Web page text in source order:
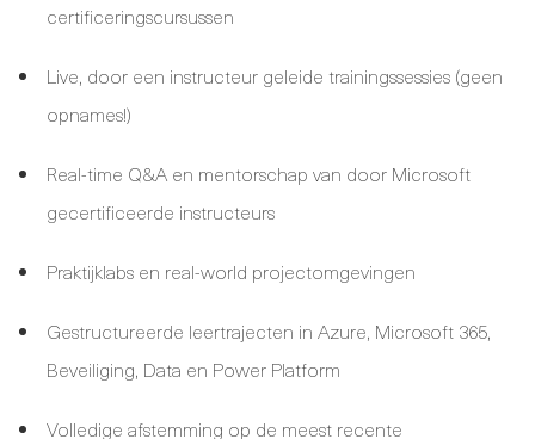
certificeringscursussen
Live, door een instructeur geleide trainingssessies (geen
opnames!)
Real-time Q&A en mentorschap van door Microsoft
gecertificeerde instructeurs
Praktijklabs en real-world projectomgevingen
Gestructureerde leertrajecten in Azure, Microsoft 365,
Beveiliging, Data en Power Platform
Volledige afstemming op de meest recente